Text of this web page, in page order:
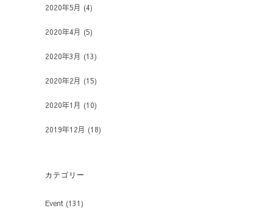
2020年5月 (4)
2020年4月 (5)
2020年3月 (13)
2020年2月 (15)
2020年1月 (10)
2019年12月 (18)
カテゴリー
Event (131)